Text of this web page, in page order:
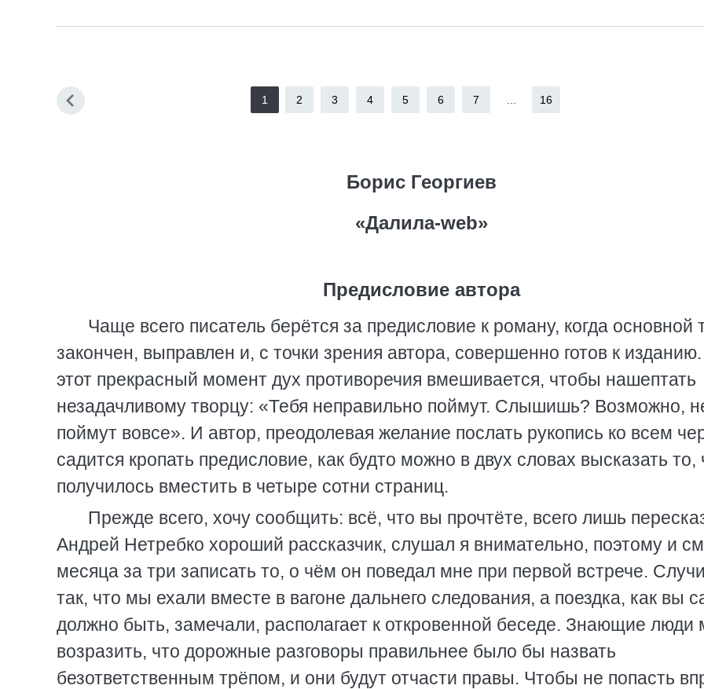
1 2 3 4 5 6 7 16
Борис Георгиев
«Далила-web»
Предисловие автора
Чаще всего писатель берётся за предисловие к роману, когда основной
закончен, выправлен и, с точки зрения автора, совершенно готов к
этот прекрасный момент дух противоречия вмешивается, чтобы нашептать
незадачливому творцу: «Тебя неправильно поймут. Слышишь? Возможно,
поймут вовсе». И автор, преодолевая желание послать рукопись ко всем
садится кропать предисловие, как будто можно в двух словах высказать то,
получилось вместить в четыре сотни страниц.
Прежде всего, хочу сообщить: всё, что вы прочтёте, всего лишь
Андрей Нетребко хороший рассказчик, слушал я внимательно, поэтому и
месяца за три записать то, о чём он поведал мне при первой встрече.
так, что мы ехали вместе в вагоне дальнего следования, а поездка, как вы
должно быть, замечали, располагает к откровенной беседе. Знающие люди
возразить, что дорожные разговоры правильнее было бы назвать
безответственным трёпом, и они будут отчасти правы. Чтобы не попасть